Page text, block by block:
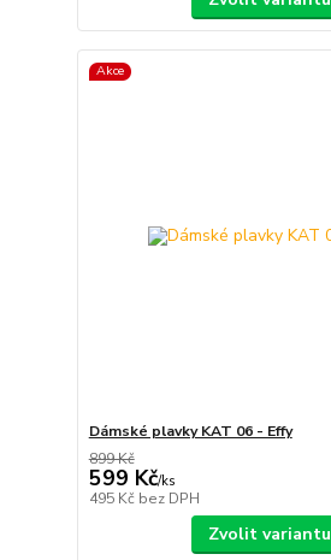
Akce
Dámské plavky KAT 06 - Effy
899 Kč
599 Kč/ks
495 Kč bez DPH
Zvolit variantu